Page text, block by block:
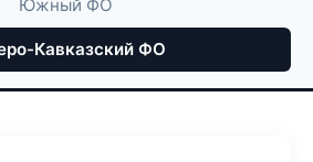
Южный ФО
Кавказский ФО